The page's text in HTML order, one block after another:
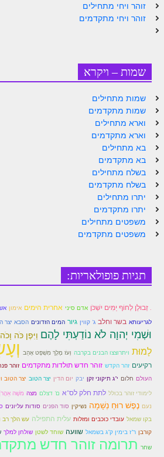
זוהר ויחי מתחילים
זוהר ויחי מתקדמים
שמות – ויקרא
שמות מתחילים
שמות מתקדמים
וארא מתחילים
וארא מתקדמים
בא מתחילים
בא מתקדמים
בשלח מתחילים
בשלח מתקדמים
יתרו מתחילים
יתרו מתקדמים
משפטים מתחילים
משפטים מתקדמים
תגיות פופולאריות:
. זְבוּלֻן לְחוֹף יַמִּים יִשְׁכֹּן אדם סיני אחרית הימים אימון
לגריעותא בשר וחלב ג' קווין גיור המים הזדונים הסבא יצר
וּשְׁמִי יְהוָה לֹא נוֹדַעְתִּי לָהֶם וַיִּפֶן כֹּה וָכֹה
לָמוּת ויתרוצצו הבנים בקרבה וְעֹז מֶלֶךְ מִשְׁפָּט אָהֵב
רקיעים זהר הקדש זוהר חדש תולדות מתקדמים זוהר
העולם חלום י"ג תיקוני זקן יבק יום הדין יצר הטוב יצר הטוב
לימודי זוהר בכולל לתת חלק לס"א ם' דצלם מצה מֹשֶׁה
נעם נֶפֶשׁ רוּחַ נְשָׁמָה נשיקין סוד הפנים סודות עליונים
בקו שמאל עובדי כוכבים ומזלות עלית התפילה עש הלך רב
קורבן ר"ז בימין ק"ג בשמאל שוועה שוחד לשטן שולחן למלך
שחר תרומה זוהר חדש